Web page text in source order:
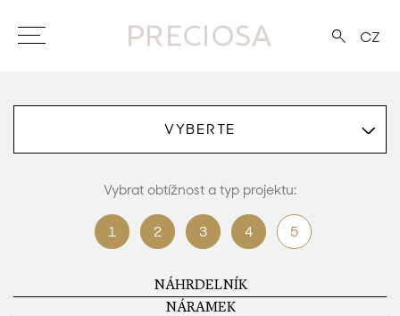
CZ
VYBERTE
Vybrat obtížnost a typ projektu:
1 2 3 4 5
NÁHRDELNÍK
NÁRAMEK